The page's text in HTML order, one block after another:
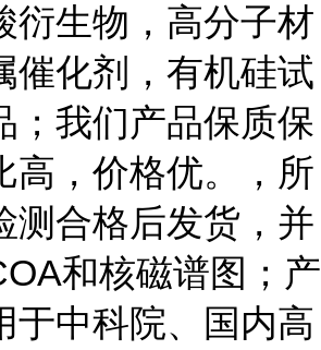
衍生物，高分子材
催化剂，有机硅试
；我们产品保质保
高，价格优。，所
测合格后发货，并
和核磁谱图；产
于中科院、国内高